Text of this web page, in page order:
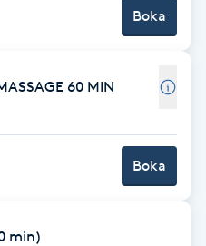
Boka
60 MIN
Boka
min)